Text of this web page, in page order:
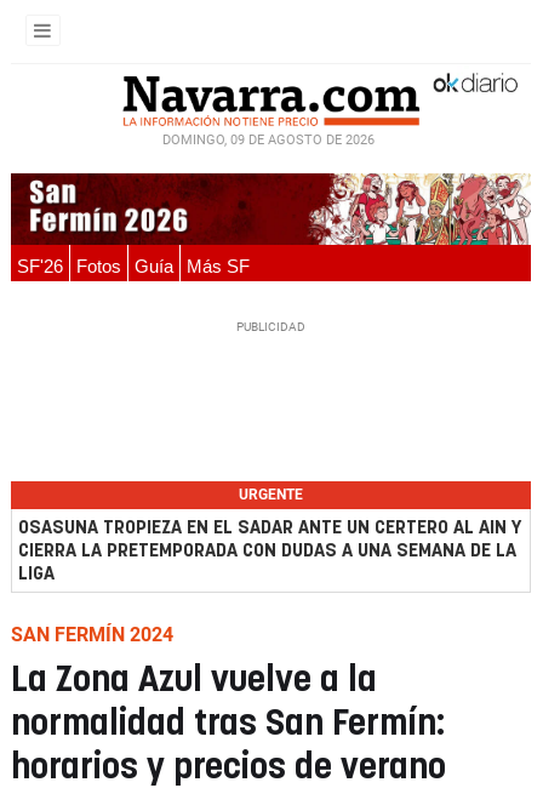
DOMINGO, 09 DE AGOSTO DE 2026
SF'26 Fotos Guía Más SF
URGENTE
OSASUNA TROPIEZA EN EL SADAR ANTE UN CERTERO AL AIN Y
CIERRA LA PRETEMPORADA CON DUDAS A UNA SEMANA DE LA
LIGA
SAN FERMÍN 2024
La Zona Azul vuelve a la
normalidad tras San Fermín:
horarios y precios de verano